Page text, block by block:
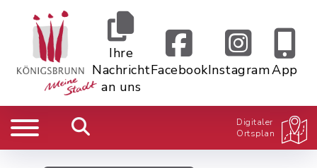
Ihre
Nachricht
an uns
FacebookInstagramApp
Digitaler
Ortsplan